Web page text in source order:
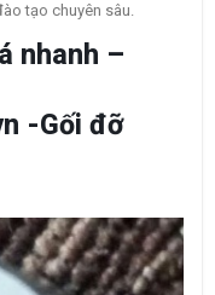
tạo chuyên sâu.
nhanh –
-Gối đỡ